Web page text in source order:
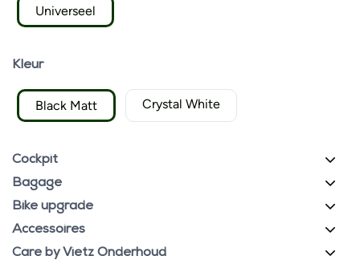
Universeel
Kleur
Black Matt Crystal White
Cockpit
Bagage
Bike upgrade
Accessoires
Care by Vietz Onderhoud